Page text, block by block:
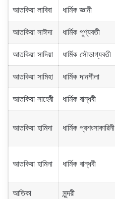
আতকিয়া লাবিবা ধার্মিক জ্ঞানী
আতকিয়া সাঈদা ধার্মিক পুণ্যবতী
আতকিয়া সাদিয়া ধার্মিক সৌভাগ্যবতী
আতকিয়া সামিহা ধার্মিক দানশীলা
আতকিয়া সাহেবী ধার্মিক বান্ধবী
আতকিয়া হামিদা ধার্মিক প্রশংসাকারিনী
আতকিয়া হামিনা ধার্মিক বান্ধবী
আতিকা সুন্দরী